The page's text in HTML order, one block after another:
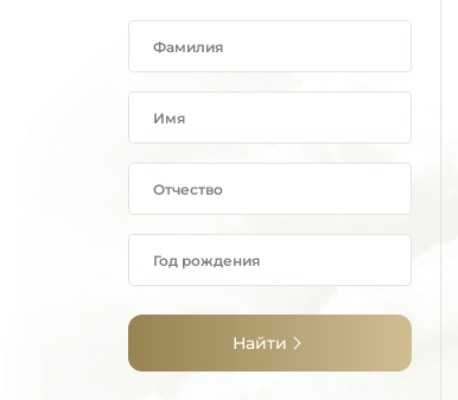
Найти